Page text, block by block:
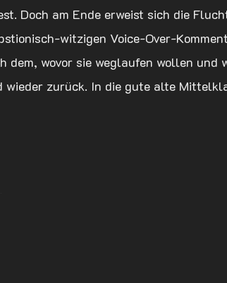
Doch am Ende erweist sich die
witzigen Voice-Over-
dem, wovor sie weglaufen wollen und
wieder zurück. In die gute alte